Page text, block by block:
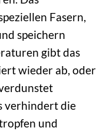
Fasern,
speichern
gibt das
wieder ab, oder
verhindert die
und